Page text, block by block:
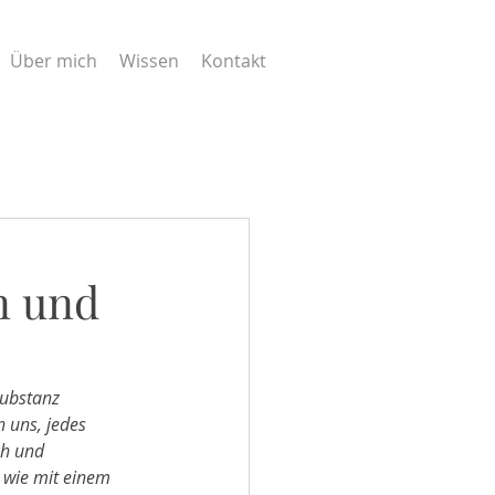
Über mich Wissen Kontakt
und
uns, jedes
und
mit einem